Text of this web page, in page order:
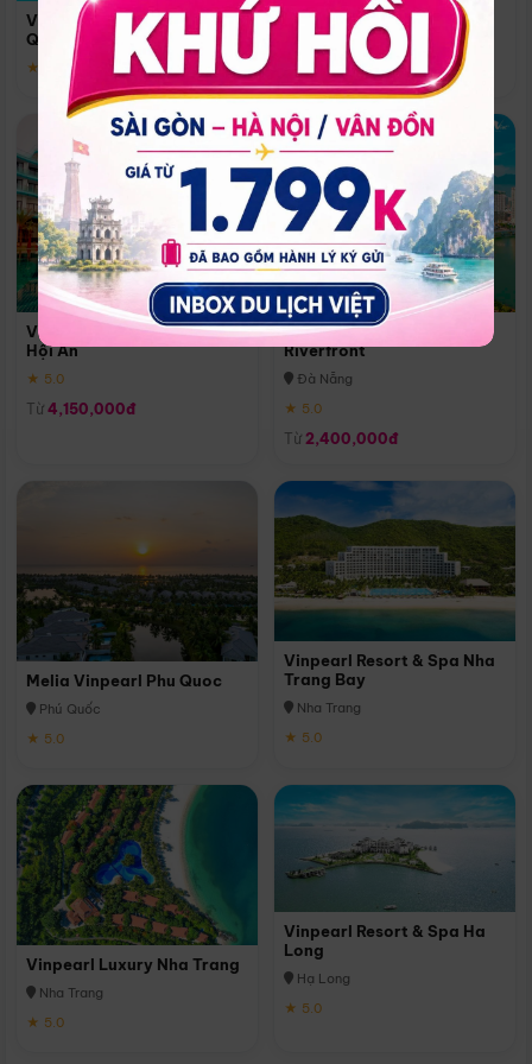
Vinpearl Resort & Spa Phu
Quoc
★ 5.0
Quoc
Phú Quốc
★ 5.0
Vinpearl Resort & Golf Nam
Hội An
★ 5.0
Từ 4,150,000đ
Melia Vinpearl Danang
Riverfront
Đà Nẵng
★ 5.0
Từ 2,400,000đ
Melia Vinpearl Phu Quoc
Phú Quốc
★ 5.0
Vinpearl Resort & Spa Nha
Trang Bay
Nha Trang
★ 5.0
Vinpearl Luxury Nha Trang
Nha Trang
★ 5.0
Vinpearl Resort & Spa Ha
Long
Hạ Long
★ 5.0